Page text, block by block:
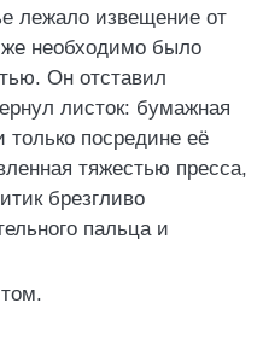
лежало извещение от
же необходимо было
Он отставил
листок: бумажная
только посредине её
тяжестью пресса,
брезгливо
пальца и